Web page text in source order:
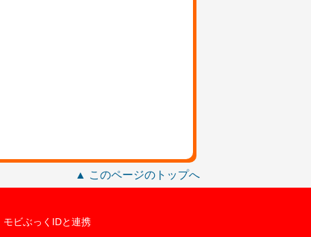
▲ このページのトップへ
モビぶっくIDと連携